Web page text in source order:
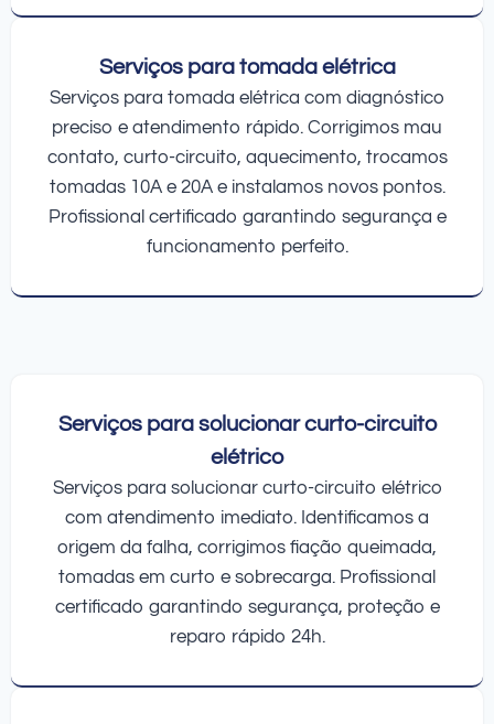
Serviços para tomada elétrica
Serviços para tomada elétrica com diagnóstico
preciso e atendimento rápido. Corrigimos mau
contato, curto-circuito, aquecimento, trocamos
tomadas 10A e 20A e instalamos novos pontos.
Profissional certificado garantindo segurança e
funcionamento perfeito.
Serviços para solucionar curto-circuito
elétrico
Serviços para solucionar curto-circuito elétrico
com atendimento imediato. Identificamos a
origem da falha, corrigimos fiação queimada,
tomadas em curto e sobrecarga. Profissional
certificado garantindo segurança, proteção e
reparo rápido 24h.